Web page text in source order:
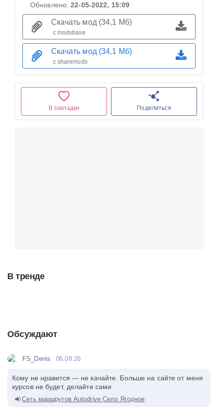
В закладки Поделиться
Обновлено:22-05-2022, 15:09
Скачать мод (34,1 Мб)
с modsbase
Скачать мод (34,1 Мб)
с sharemods
В тренде
Обсуждают
FS_Denis 06.08.26
Кому не нравится — не качайте. Больше на сайте от меня
курсов не будет, делайте сами
Сеть маршрутов Autodrive Село Ягодное